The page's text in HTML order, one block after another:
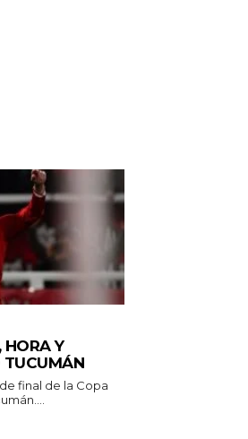
HORA Y
TUCUMÁN
final de la Copa